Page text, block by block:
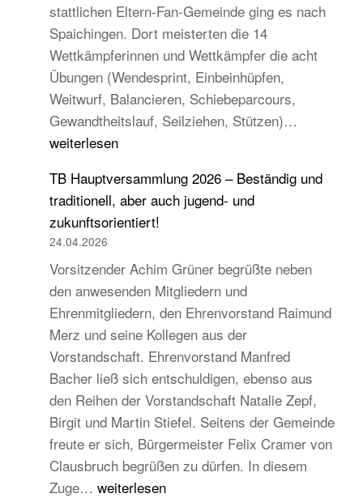
stattlichen Eltern-Fan-Gemeinde ging es nach
Spaichingen. Dort meisterten die 14
Wettkämpferinnen und Wettkämpfer die acht
Übungen (Wendesprint, Einbeinhüpfen,
Weitwurf, Balancieren, Schiebeparcours,
Gewandtheitslauf, Seilziehen, Stützen)…
beim
des
weiterlesen
TB Hauptversammlung 2026 – Beständig und
traditionell, aber auch jugend- und
zukunftsorientiert!
24.04.2026
Vorsitzender Achim Grüner begrüßte neben
den anwesenden Mitgliedern und
Ehrenmitgliedern, den Ehrenvorstand Raimund
Merz und seine Kollegen aus der
Vorstandschaft. Ehrenvorstand Manfred
Bacher ließ sich entschuldigen, ebenso aus
den Reihen der Vorstandschaft Natalie Zepf,
Birgit und Martin Stiefel. Seitens der Gemeinde
freute er sich, Bürgermeister Felix Cramer von
Clausbruch begrüßen zu dürfen. In diesem
Zuge… TB
weiterlesen